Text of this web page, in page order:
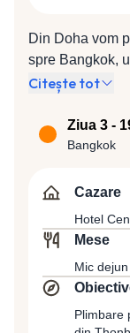
Din Doha vom
spre Bangkok,
ale Asiei, un
şapte milioane
Thep, ceea ce
admira
Cartierul
impresionantă
înălţime de 5
de aur și Wat
care se
Citește tot
Ziua 3 -
Bangkok
Cazare
Hotel
Mese
Mic
Plimbare